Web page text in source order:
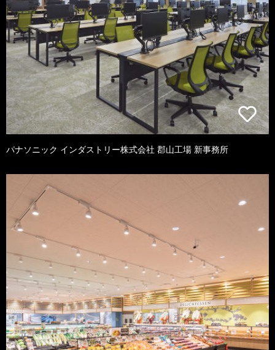
パナソニック インダストリー株式会社 郡山工場 新事務所